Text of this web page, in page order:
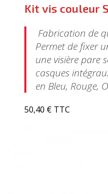
Kit vis couleur
Fabrication de
Permet de fixer
une visière pare
casques
en Bleu, Rouge,
50,40 € TTC